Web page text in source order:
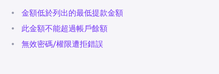
• 金額低於列出的最低提款金額
• 此金額不能超過帳戶餘額
• 無效密碼/權限遭拒錯誤